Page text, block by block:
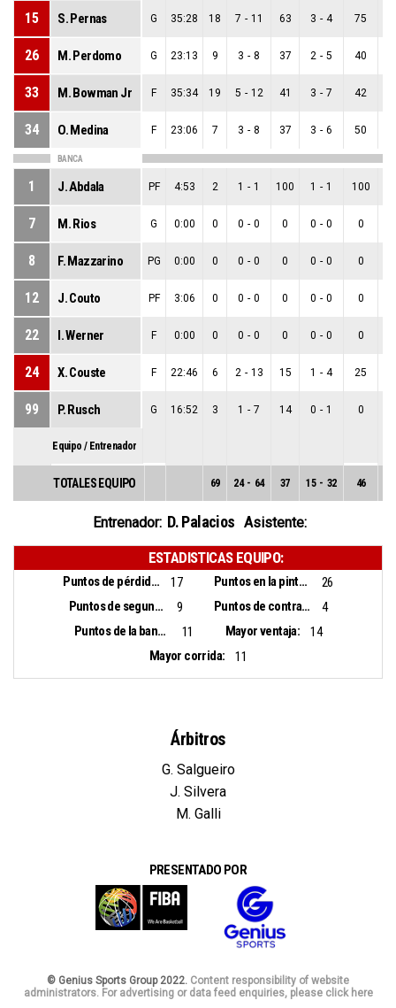
15 S. Pernas G 35:28 18 7 - 11 63 3 - 4 75
26 M. Perdomo G 23:13 9 3 - 8 37 2 - 5 40
33 M. Bowman Jr F 35:34 19 5 - 12 41 3 - 7 42
34 O. Medina F 23:06 7 3 - 8 37 3 - 6 50
BANCA
1 J. Abdala PF 4:53 2 1 - 1 100 1 - 1 100
7 M. Rios G 0:00 0 0 - 0 0 0 - 0 0
8 F. Mazzarino PG 0:00 0 0 - 0 0 0 - 0 0
12 J. Couto PF 3:06 0 0 - 0 0 0 - 0 0
22 I. Werner F 0:00 0 0 - 0 0 0 - 0 0
24 X. Couste F 22:46 6 2 - 13 15 1 - 4 25
99 P. Rusch G 16:52 3 1 - 7 14 0 - 1 0
Equipo / Entrenador
TOTALES EQUIPO 69 24 - 64 37 15 - 32 46
Entrenador: D. Palacios Asistente:
ESTADISTICAS EQUIPO:
Puntos de pérdidas: 17 Puntos en la pintura:
26
Puntos de segunda oportunidad:
9 Puntos de contra ataque:
4
Puntos de la banca:
11 Mayor ventaja:
14
Mayor corrida:
11
Árbitros
G. Salgueiro
J. Silvera
M. Galli
PRESENTADO POR
© Genius Sports Group 2022. Content responsibility of website
administrators. For advertising or data feed enquiries, please click here